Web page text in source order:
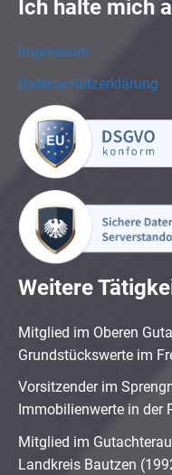
Ich halte mich
Impressum
Datenschutzerklärung
Weitere
Mitglied im Oberen
Grundstückswerte im
Vorsitzender im
Immobilienwerte in der
Mitglied im
Landkreis Bautzen